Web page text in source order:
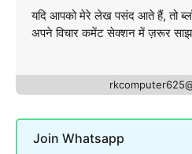
यदि आपको मेरे लेख पसंद आते हैं, तो
अपने विचार कमेंट सेक्शन में ज़रूर
Join Whatsapp